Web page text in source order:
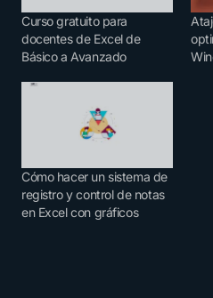
Curso gratuito para
docentes de Excel de
Básico a Avanzado
Cómo hacer un sistema de
registro y control de notas
en Excel con gráficos